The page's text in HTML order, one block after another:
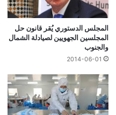
المجلس الدستوري يُقر قانون حل
المجلسين الجهويين لصيادلة الشمال
والجنوب
2014-06-01